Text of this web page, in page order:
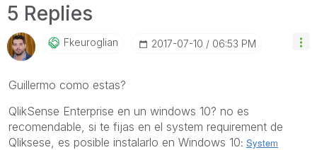
5 Replies
Fkeuroglian ‎2017-07-10 06:53 PM
Guillermo como estas?
QlikSense Enterprise en un windows 10? no es
recomendable, si te fijas en el system requirement de
Qliksese, es posible instalarlo en Windows 10: System